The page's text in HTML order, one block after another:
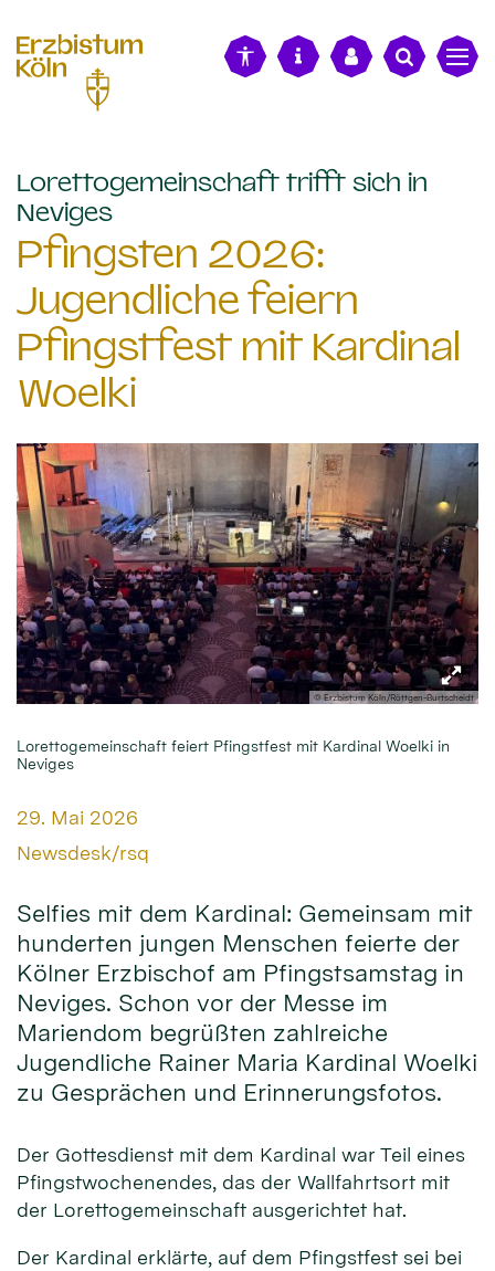
Lorettogemeinschaft trifft sich in
Neviges:
Pfingsten 2026:
Jugendliche feiern
Pfingstfest mit Kardinal
Woelki
© Erzbistum Köln/Röttgen-Burtscheidt
Lorettogemeinschaft feiert Pfingstfest mit Kardinal Woelki in
Neviges
Datum:
29. Mai 2026
Von:
Newsdesk/rsq
Selfies mit dem Kardinal: Gemeinsam mit
hunderten jungen Menschen feierte der
Kölner Erzbischof am Pfingstsamstag in
Neviges. Schon vor der Messe im
Mariendom begrüßten zahlreiche
Jugendliche Rainer Maria Kardinal Woelki
zu Gesprächen und Erinnerungsfotos.
Der Gottesdienst mit dem Kardinal war Teil eines
Pfingstwochenendes, das der Wallfahrtsort mit
der Lorettogemeinschaft ausgerichtet hat.
Der Kardinal erklärte, auf dem Pfingstfest sei bei